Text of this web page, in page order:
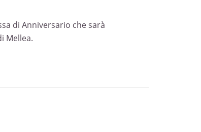
di Anniversario che sarà
Mellea.